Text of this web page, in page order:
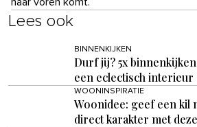
Lees ook
BINNENKIJKEN
Durf jij? 5x
een eclectisch interieur
WOONINSPIRATIE
Woonidee: geef een kil
direct karakter met